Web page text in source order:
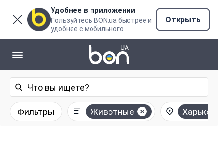
Удобнее в приложении
Пользуйтесь BON.ua быстрее и
удобнее с мобильного
Открыть
Фильтры Животные Харьков